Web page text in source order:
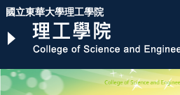
跳
主
內
國立東華大學理工學院